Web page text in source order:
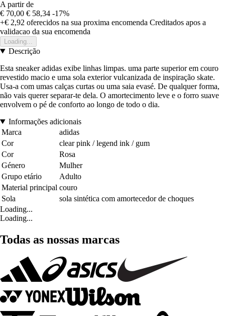
A partir de
€ 70,00 € 58,34 -17%
+€ 2,92 oferecidos na sua proxima encomenda Creditados apos a
validacao da sua encomenda
Loading...
Descrição
Esta sneaker adidas exibe linhas limpas. uma parte superior em couro
revestido macio e uma sola exterior vulcanizada de inspiração skate.
Usa-a com umas calças curtas ou uma saia evasé. De qualquer forma,
não vais querer separar-te dela. O amortecimento leve e o forro suave
envolvem o pé de conforto ao longo de todo o dia.
Informações adicionais
Marca
adidas
Cor
clear pink / legend ink / gum
Cor
Rosa
Género
Mulher
Grupo etário
Adulto
Material principal couro
Sola
sola sintética com amortecedor de choques
Loading...
Loading...
Todas as nossas marcas